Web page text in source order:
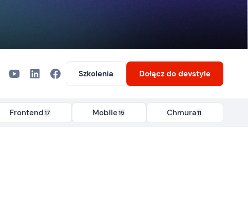
Szkolenia Dołącz do devstyle
Frontend17 Mobile15 Chmura11